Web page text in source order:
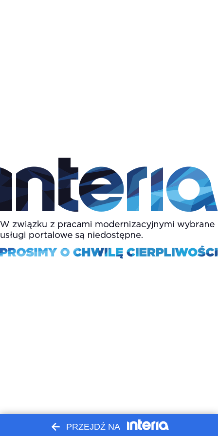
PRZEJDŹ NA